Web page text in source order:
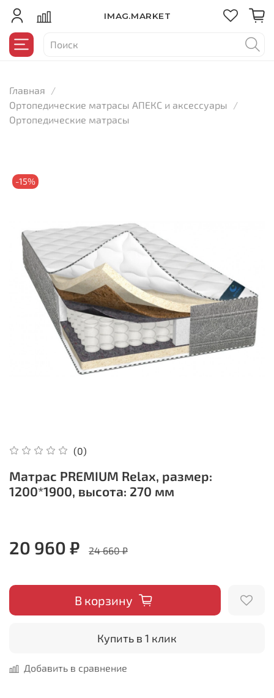
IMAG.MARKET
Главная
Ортопедические матрасы АПЕКС и аксессуары
Ортопедические матрасы
-15%
(0)
Матрас PREMIUM Relax, размер:
1200*1900, высота: 270 мм
20 960 ₽ 24 660 ₽
В корзину
Купить в 1 клик
Добавить в сравнение